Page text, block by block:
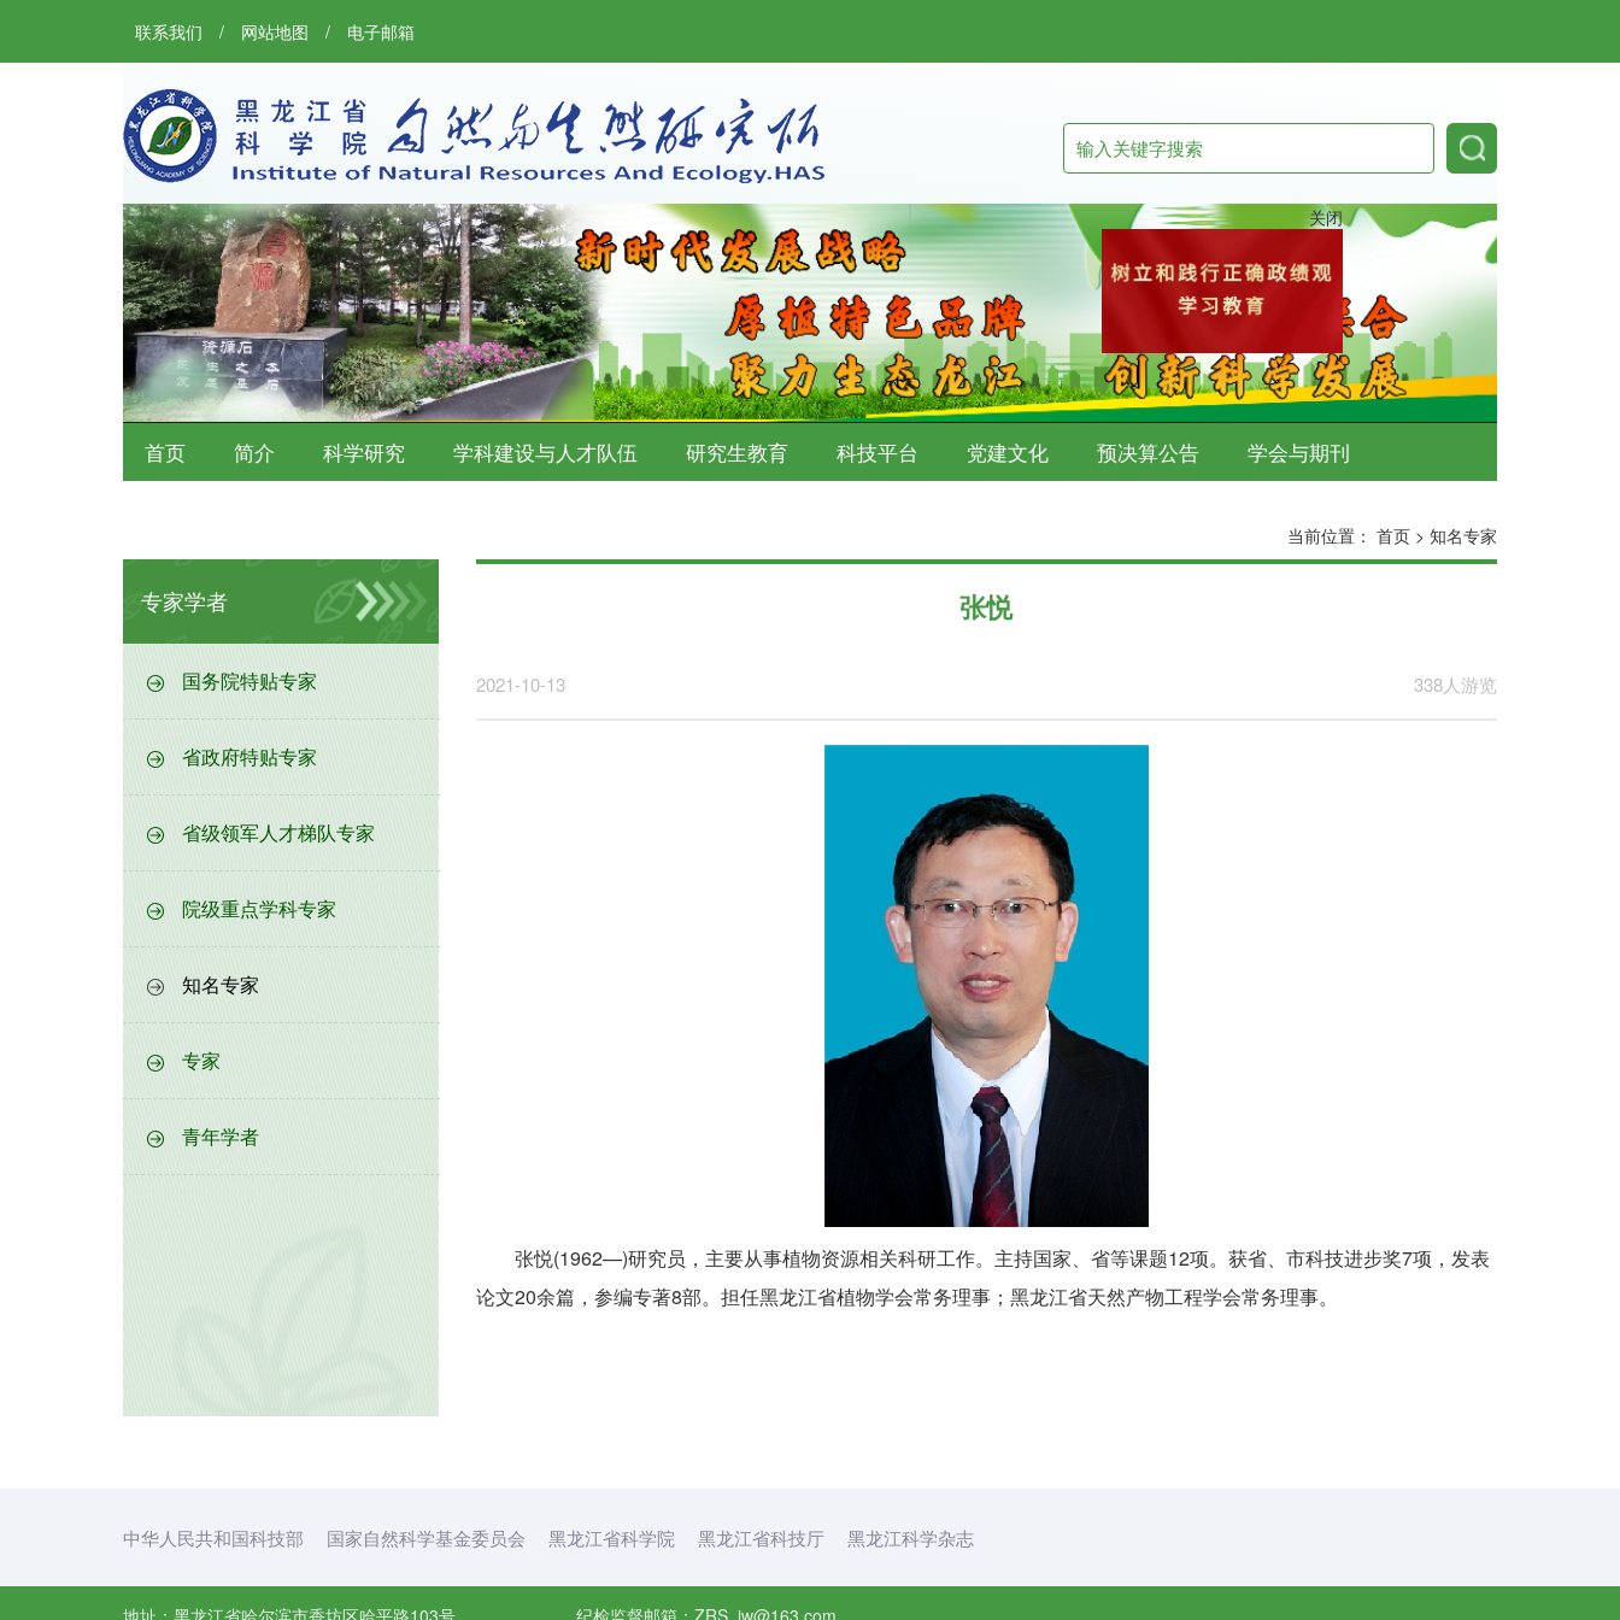
关闭
联系我们 / 网站地图 / 电子邮箱
首页 简介 科学研究 学科建设与人才队伍 研究生教育 科技平台 党建文化 预决算公告 学会与期刊
当前位置： 首页 > 知名专家
专家学者
国务院特贴专家
省政府特贴专家
省级领军人才梯队专家
院级重点学科专家
知名专家
专家
青年学者
张悦
2021-10-13 338人游览
张悦(1962—)研究员，主要从事植物资源相关科研工作。主持国家、省等课题12项。获省、市科技进步奖7项，发表
论文20余篇，参编专著8部。担任黑龙江省植物学会常务理事；黑龙江省天然产物工程学会常务理事。
中华人民共和国科技部 国家自然科学基金委员会 黑龙江省科学院 黑龙江省科技厅 黑龙江科学杂志